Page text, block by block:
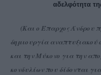
αδελφότητα
(Και ο Έπαρχος Άνδρου
δημιουργία αναπτυξιακού
και την Μύκονο για την
κονδυλίων που δίδονται